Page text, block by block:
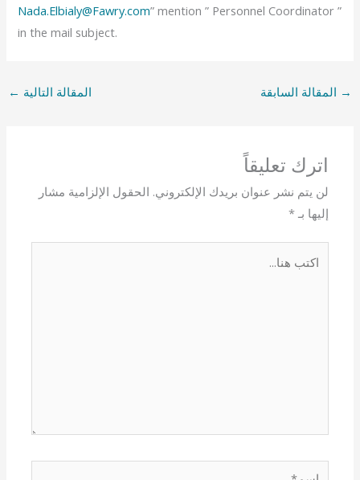
Nada.Elbialy@Fawry.com” mention ” Personnel Coordinator ”
in the mail subject.
→ المقالة السابقة المقالة التالية ←
اترك تعليقاً
لن يتم نشر عنوان بريدك الإلكتروني. الحقول الإلزامية مشار
إليها بـ*
اسم*